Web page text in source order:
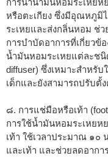
หรือตะเกียง ซึ่งมีอุณหภูมิ
ระเหยและส่งกลิ่นหอม ช่
การบำบัดอาการที่เกี่ยว
น้ำมันหอมระเหยแต่ละชนิ
diffuser) ซึ่งเหมาะสำหรั
เด็กและยังสามารถปรับตั้
๘. การแช่มือหรือเท้า
การใช้น้ำมันหอมระเหยห
เท้า ใช้เวลาประมาณ ๑๐
และเท้า และช่วยลดอาก